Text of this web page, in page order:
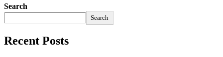
Search
Search
Recent Posts